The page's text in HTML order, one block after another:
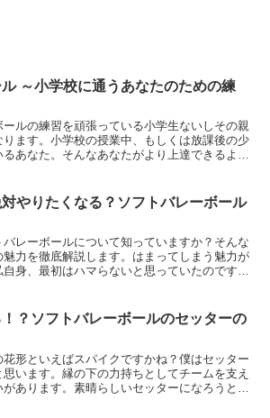
～小学校に通うあなたのための練
ルの練習を頑張っている小学生ないしその親
ます。小学校の授業中、もしくは放課後の少
あなた。そんなあなたがより上達できるよう
やりたくなる？ソフトバレーボール
レーボールについて知っていますか？そんな
魅力を徹底解説します。はまってしまう魅力が
身、最初はハマらないと思っていたのですが
？ソフトバレーボールのセッターの
形といえばスパイクですかね？僕はセッター
います。縁の下の力持ちとしてチームを支え
あります。素晴らしいセッターになろうと練